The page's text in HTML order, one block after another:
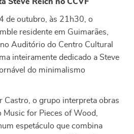
de outubro, às 21h30, o
residente em Guimarães,
Auditório do Centro Cultural
inteiramente dedicado a Steve
do minimalismo
Castro, o grupo interpreta obras
for Pieces of Wood,
espetáculo que combina